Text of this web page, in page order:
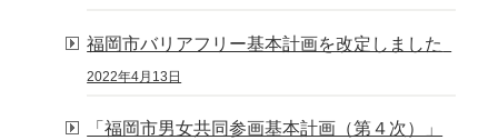
福岡市バリアフリー基本計画を改定しました
2022年4月13日
「福岡市男女共同参画基本計画（第４次）」